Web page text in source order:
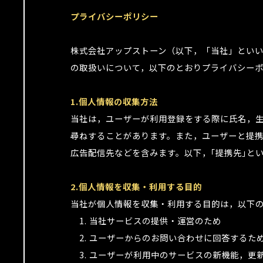
プライバシーポリシー
株式会社アップストーン（以下，「当社」とい
の取扱いについて，以下のとおりプライバシー
1.個人情報の収集方法
当社は，ユーザーが利用登録をする際に氏名，
尋ねすることがあります。また，ユーザーと提
広告配信先などを含みます。以下，｢提携先｣と
2.個人情報を収集・利用する目的
当社が個人情報を収集・利用する目的は，以下
1. 当社サービスの提供・運営のため
2. ユーザーからのお問い合わせに回答するた
3. ユーザーが利用中のサービスの新機能，更